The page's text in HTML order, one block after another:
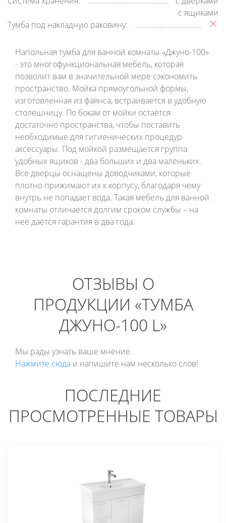
с ящиками
Тумба под накладную раковину:
Напольная тумба для ванной комнаты «Джуно-100»
- это многофункциональная мебель, которая
позволит вам в значительной мере сэкономить
пространство. Мойка прямоугольной формы,
изготовленная из фаянса, встраивается в удобную
столешницу. По бокам от мойки остаётся
достаточно пространства, чтобы поставить
необходимые для гигиенических процедур
аксессуары. Под мойкой размещается группа
удобных ящиков - два больших и два маленьких.
Все дверцы оснащены доводчиками, которые
плотно прижимают их к корпусу, благодаря чему
внутрь не попадает вода. Такая мебель для ванной
комнаты отличается долгим сроком службы – на
неё даётся гарантия в два года.
ОТЗЫВЫ О
ПРОДУКЦИИ «ТУМБА
ДЖУНО-100 L»
Мы рады узнать ваше мнение.
Нажмите сюда и напишите нам несколько слов!
ПОСЛЕДНИЕ
ПРОСМОТРЕННЫЕ ТОВАРЫ